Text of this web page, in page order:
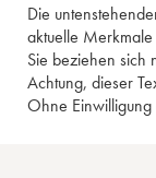
Die
aktuelle
Sie beziehen sich
Achtung, dieser
Ohne